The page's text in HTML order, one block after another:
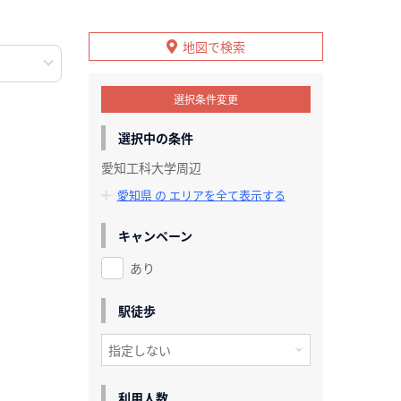
地図で検索
選択条件変更
選択中の条件
愛知工科大学周辺
愛知県 の エリアを全て表示する
キャンペーン
あり
駅徒歩
利用人数